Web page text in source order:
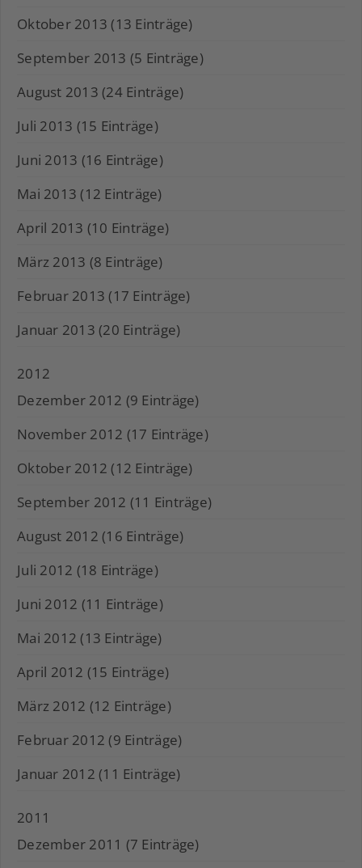
Oktober 2013 (13 Einträge)
September 2013 (5 Einträge)
August 2013 (24 Einträge)
Juli 2013 (15 Einträge)
Juni 2013 (16 Einträge)
Mai 2013 (12 Einträge)
April 2013 (10 Einträge)
März 2013 (8 Einträge)
Februar 2013 (17 Einträge)
Januar 2013 (20 Einträge)
2012
Dezember 2012 (9 Einträge)
November 2012 (17 Einträge)
Oktober 2012 (12 Einträge)
September 2012 (11 Einträge)
August 2012 (16 Einträge)
Juli 2012 (18 Einträge)
Juni 2012 (11 Einträge)
Mai 2012 (13 Einträge)
April 2012 (15 Einträge)
März 2012 (12 Einträge)
Februar 2012 (9 Einträge)
Januar 2012 (11 Einträge)
2011
Dezember 2011 (7 Einträge)